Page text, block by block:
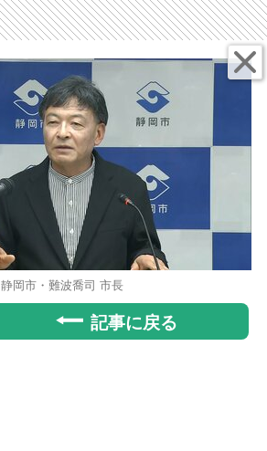
静岡市・難波喬司 市長
記事に戻る